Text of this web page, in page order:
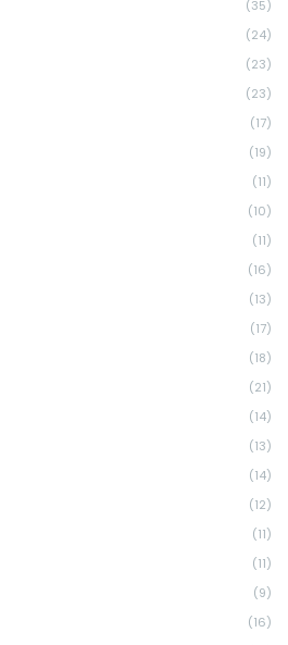
(35)
(24)
(23)
(23)
(17)
(19)
(11)
(10)
(11)
(16)
(13)
(17)
(18)
(21)
(14)
(13)
(14)
(12)
(11)
(11)
(9)
(16)